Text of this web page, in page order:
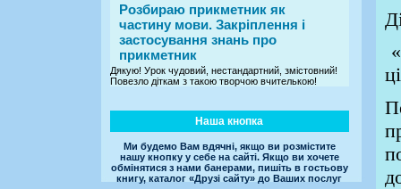
Розбираю прикметник як
частину мови. Закріплення і
застосування знань про
прикметник
Дякую! Урок чудовий, нестандартний, змістовний!
Повезло діткам з такою творчою вчителькою!
Наша кнопка
Ми будемо Вам вдячні, якщо ви розмістите
нашу кнопку у себе на сайті. Якщо ви хочете
обмінятися з нами банерами, пишіть в гостьову
книгу, каталог «Друзі сайту» до Ваших послуг